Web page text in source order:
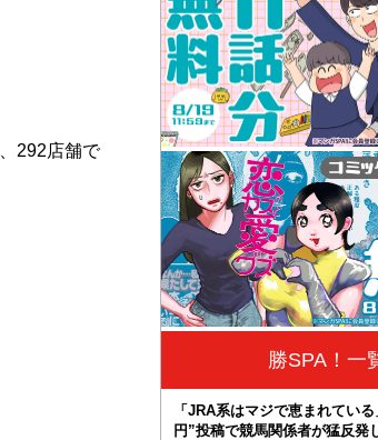
292店舗で
勝SPA！一
「JRA系はマジで恵まれてい
円”投稿で競馬関係者が猛反発